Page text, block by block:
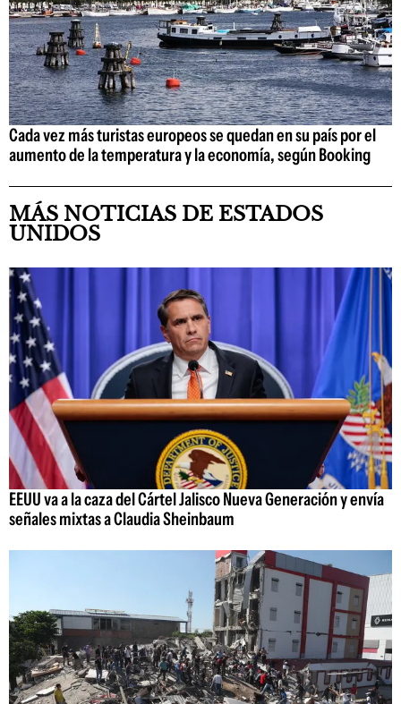
Cada vez más turistas europeos se quedan en su país por el
aumento de la temperatura y la economía, según Booking
MÁS NOTICIAS DE ESTADOS
UNIDOS
EEUU va a la caza del Cártel Jalisco Nueva Generación y envía
señales mixtas a Claudia Sheinbaum